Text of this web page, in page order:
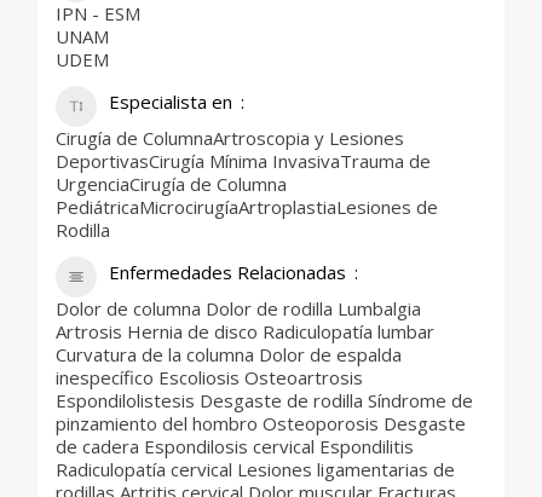
IPN - ESM
UNAM
UDEM
Especialista en
Cirugía de ColumnaArtroscopia y Lesiones
DeportivasCirugía Mínima InvasivaTrauma de
UrgenciaCirugía de Columna
PediátricaMicrocirugíaArtroplastiaLesiones de
Rodilla
Enfermedades Relacionadas
Dolor de columna Dolor de rodilla Lumbalgia
Artrosis Hernia de disco Radiculopatía lumbar
Curvatura de la columna Dolor de espalda
inespecífico Escoliosis Osteoartrosis
Espondilolistesis Desgaste de rodilla Síndrome de
pinzamiento del hombro Osteoporosis Desgaste
de cadera Espondilosis cervical Espondilitis
Radiculopatía cervical Lesiones ligamentarias de
rodillas Artritis cervical Dolor muscular Fracturas